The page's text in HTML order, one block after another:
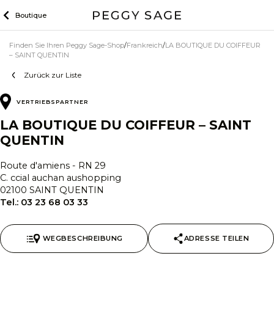
Inhalt
Boutique
Zurück zur Liste
Finden Sie Ihren Peggy Sage-Shop Frankreich LA BOUTIQUE DU COIFFEUR
– SAINT QUENTIN
VERTRIEBSPARTNER
LA BOUTIQUE DU COIFFEUR – SAINT
QUENTIN
Route d'amiens - RN 29
C. ccial auchan aushopping
02100 SAINT QUENTIN
Tel.: 03 23 68 03 33
WEGBESCHREIBUNG ADRESSE TEILEN